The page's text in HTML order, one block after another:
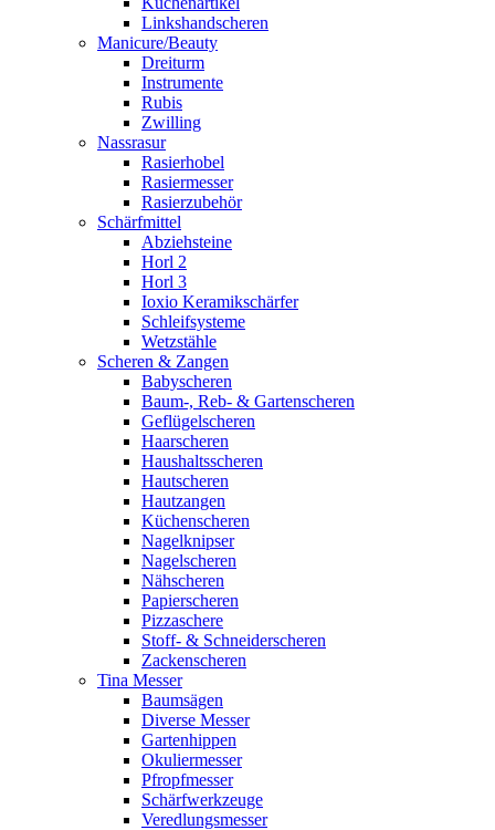
Linkshandscheren
Manicure/Beauty
Dreiturm
Instrumente
Rubis
Zwilling
Nassrasur
Rasierhobel
Rasiermesser
Rasierzubehör
Schärfmittel
Abziehsteine
Horl 2
Horl 3
Ioxio Keramikschärfer
Schleifsysteme
Wetzstähle
Scheren & Zangen
Babyscheren
Baum-, Reb- & Gartenscheren
Geflügelscheren
Haarscheren
Haushaltsscheren
Hautscheren
Hautzangen
Küchenscheren
Nagelknipser
Nagelscheren
Nähscheren
Papierscheren
Pizzaschere
Stoff- & Schneiderscheren
Zackenscheren
Tina Messer
Baumsägen
Diverse Messer
Gartenhippen
Okuliermesser
Pfropfmesser
Schärfwerkzeuge
Veredlungsmesser